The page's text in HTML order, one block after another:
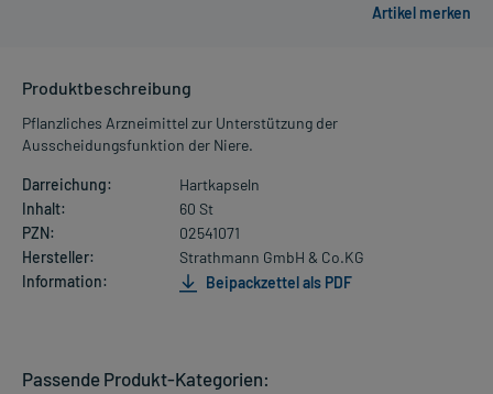
Produktbeschreibung
Pflanzliches Arzneimittel zur Unterstützung der
Ausscheidungsfunktion der Niere.
Darreichung:
Hartkapseln
Inhalt:
60 St
PZN:
02541071
Hersteller:
Strathmann GmbH & Co.KG
Information:
Beipackzettel als PDF
Passende Produkt-Kategorien: